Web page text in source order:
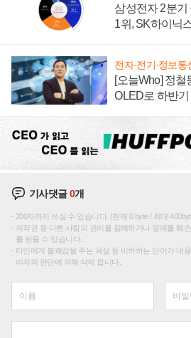
삼성전자 2분기
1위, SK하이닉
전자·전기·정보통
[오늘Who] 정
OLED로 하반
기사댓글0개
200자까지 쓰실 수 있습니다. (현재 0 byte / 최대
저작권 등 다른 사람의 권리를 침해하거나 명예를 훼
를 받을 수 있습니다.
타인에게 불쾌감을 주는 욕설 등 비하하는 단어가 내
리자의 판단에 의해 삭제 합니다.